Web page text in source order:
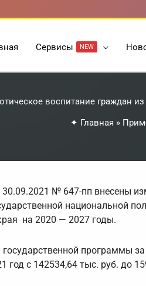
Cервисы NEW
воспитание граждан
✦ Главная »
№ 647-пп внесены
национальной
на 2020 — 2027 годы.
программы
год с 142534,64 тыс. руб. до